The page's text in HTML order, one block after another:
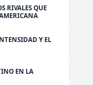
RIVALES QUE
Y EL
EN LA